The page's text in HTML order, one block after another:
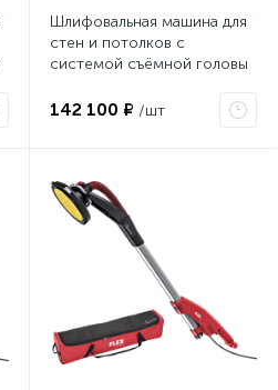
Шлифовальная машина для
стен и потолков с
системой съёмной головы
494461
142 100 ₽ /шт